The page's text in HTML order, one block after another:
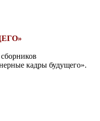
кадры будущего».